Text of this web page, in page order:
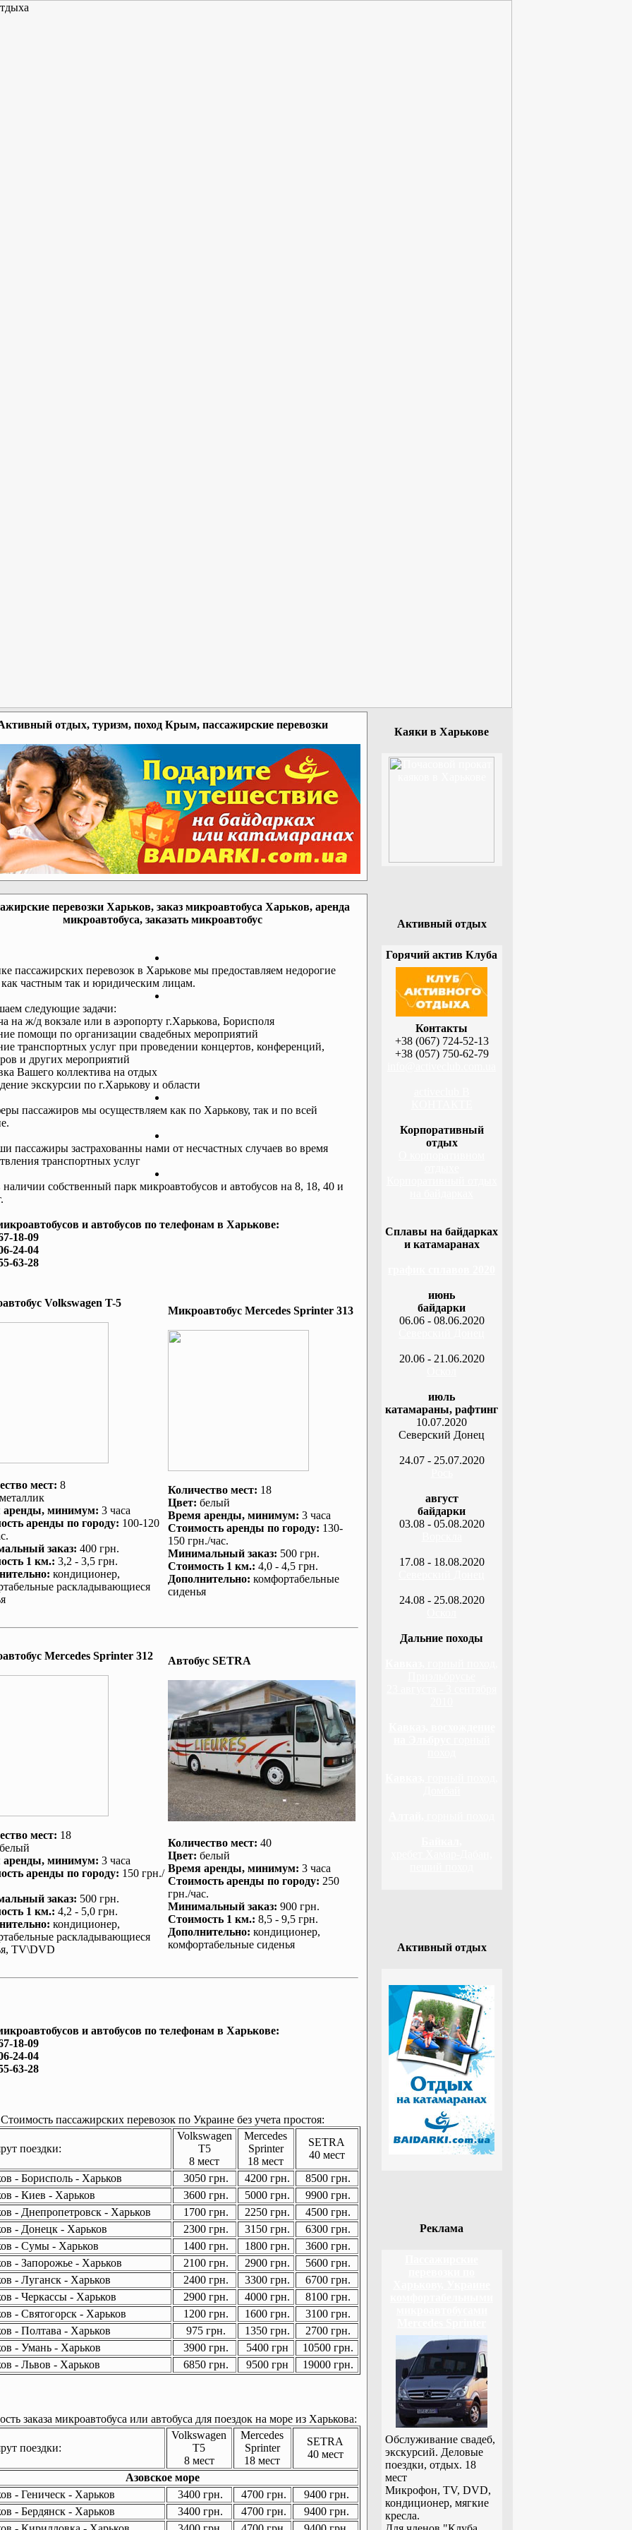
отдых, туризм, поход Крым, пассажирские перевозки
перевозки Харьков, заказ микроавтобуса Харьков, аренда
микроавтобуса, заказать микроавтобус
пассажирских перевозок в Харькове мы предоставляем недорогие
как частным так и юридическим лицам.
следующие задачи:
на ж/д вокзале или в аэропорту г.Харькова, Борисполя
помощи по организации свадебных мероприятий
транспортных услуг при проведении концертов, конференций,
и других мероприятий
Вашего коллектива на отдых
экскурсии по г.Харькову и области
пассажиров мы осуществляем как по Харькову, так и по всей
пассажиры застрахованны нами от несчастных случаев во время
транспортных услуг
собственный парк микроавтобусов и автобусов на 8, 18, 40 и
и автобусов по телефонам в Харькове:
18-09
24-04
63-28
Volkswagen T-5
мест: 8
металлик
аренды, минимум: 3 часа
аренды по городу: 100-120
заказ: 400 грн.
1 км.: 3,2 - 3,5 грн.
: кондиционер,
раскладывающиеся
Микроавтобус Mеrcedes Sprinter 313
Количество мест: 18
Цвет: белый
Время аренды, минимум: 3 часа
Стоимость аренды по городу: 130-
150 грн./час.
Минимальный заказ: 500 грн.
Стоимость 1 км.: 4,0 - 4,5 грн.
Дополнительно: комфортабельные
сиденья
Mеrcedes Sprinter 312
мест: 18
белый
аренды, минимум: 3 часа
аренды по городу: 150 грн./
заказ: 500 грн.
1 км.: 4,2 - 5,0 грн.
: кондиционер,
раскладывающиеся
TV\DVD
Автобус SETRA
Количество мест: 40
Цвет: белый
Время аренды, минимум: 3 часа
Стоимость аренды по городу: 250
грн./час.
Минимальный заказ: 900 грн.
Стоимость 1 км.: 8,5 - 9,5 грн.
Дополнительно: кондиционер,
комфортабельные сиденья
и автобусов по телефонам в Харькове:
18-09
24-04
63-28
Стоимость пассажирских перевозок по Украине без учета простоя:
поездки:
Volkswagen
T5
8 мест
Mercedes
Sprinter
18 мест
SETRA
40 мест
- Борисполь - Харьков
3050 грн. 4200 грн.
8500 грн.
- Киев - Харьков
3600 грн. 5000 грн.
9900 грн.
- Днепропетровск - Харьков
1700 грн. 2250 грн.
4500 грн.
- Донецк - Харьков
2300 грн. 3150 грн.
6300 грн.
- Сумы - Харьков
1400 грн. 1800 грн.
3600 грн.
- Запорожье - Харьков
2100 грн. 2900 грн.
5600 грн.
- Луганск - Харьков
2400 грн. 3300 грн.
6700 грн.
- Черкассы - Харьков
2900 грн. 4000 грн.
8100 грн.
- Святогорск - Харьков
1200 грн. 1600 грн.
3100 грн.
- Полтава - Харьков
975 грн. 1350 грн.
2700 грн.
- Умань - Харьков
3900 грн. 5400 грн
10500 грн.
- Львов - Харьков
6850 грн. 9500 грн 19000 грн.
заказа микроавтобуса или автобуса для поездок на море из Харькова:
поездки:
Volkswagen
T5
8 мест
Mercedes
Sprinter
18 мест
SETRA
40 мест
Азовское море
- Геническ - Харьков
3400 грн. 4700 грн.
9400 грн.
- Бердянск - Харьков
3400 грн. 4700 грн.
9400 грн.
Каяки в Харькове
Активный отдых
Горячий актив Клуба
Контакты
+38 (067) 724-52-13
+38 (057) 750-62-79
Корпоративный
отдых
Сплавы на байдарках
и катамаранах
июнь
байдарки
06.06 - 08.06.2020
20.06 - 21.06.2020
июль
катамараны, рафтинг
10.07.2020
Северский Донец
24.07 - 25.07.2020
август
байдарки
03.08 - 05.08.2020
17.08 - 18.08.2020
24.08 - 25.08.2020
Дальние походы
Активный отдых
Реклама
Обслуживание свадеб,
экскурсий. Деловые
поездки, отдых. 18
мест
Микрофон, TV, DVD,
кондиционер, мягкие
кресла.